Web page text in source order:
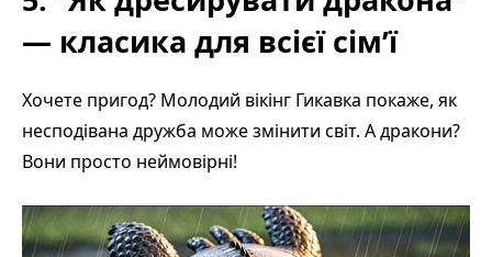
— класика для всієї сім’ї
Хочете пригод? Молодий вікінг Гикавка покаже, як
несподівана дружба може змінити світ. А дракони?
Вони просто неймовірні!